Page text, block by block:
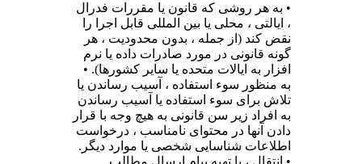
• به هر روشی که قانون یا مقررات فدرال
، ایالتی ، محلی یا بین المللی قابل اجرا را
نقض کند (از جمله ، بدون محدودیت ، هر
گونه قانونی در مورد صادرات داده یا نرم
افزار به ایالات متحده یا سایر کشورها). •
به منظور سوء استفاده ، آسیب رساندن یا
تلاش برای سوء استفاده یا آسیب رساندن
به افراد زیر سن قانونی به هیچ وجه با قرار
دادن آنها در محتوای نامناسب ، درخواست
اطلاعات شناسایی شخصی یا موارد دیگر.
• انتقال ، یا تهیه پیام ارسال مطالب